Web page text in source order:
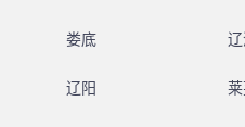
娄底
辽阳